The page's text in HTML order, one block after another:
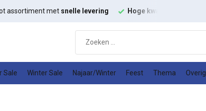
Hoge kwaliteit modestoffen Goede
Sale Winter Sale Najaar/Winter Feest Thema Overig